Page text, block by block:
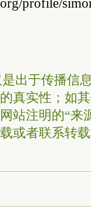
出于传播信
真实性；如
站注明的“来
或者联系转